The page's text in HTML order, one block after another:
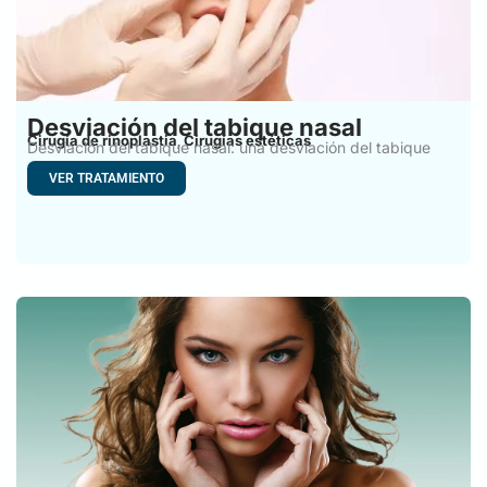
Desviación del tabique nasal
Cirugía de rinoplastia ,Cirugías estéticas
Desviación del tabique nasal: una desviación del tabique
nasal se
VER TRATAMIENTO